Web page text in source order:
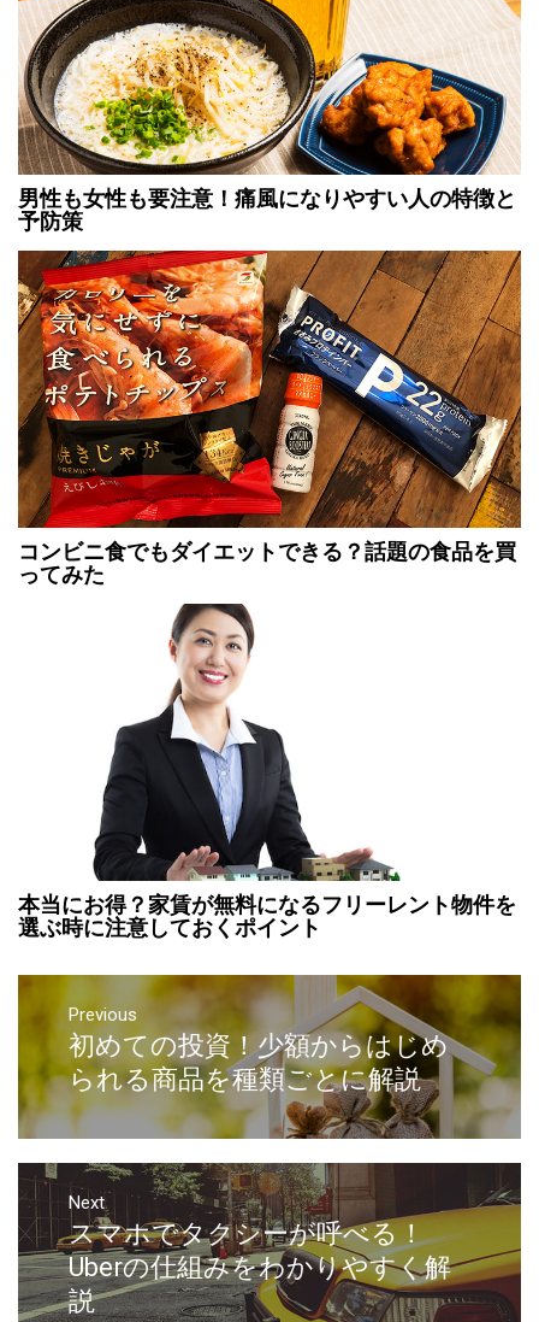
男性も女性も要注意！痛風になりやすい人の特徴と
予防策
コンビニ食でもダイエットできる？話題の食品を買
ってみた
本当にお得？家賃が無料になるフリーレント物件を
選ぶ時に注意しておくポイント
Previous
初めての投資！少額からはじめ
られる商品を種類ごとに解説
Next
スマホでタクシーが呼べる！
Uberの仕組みをわかりやすく解
説